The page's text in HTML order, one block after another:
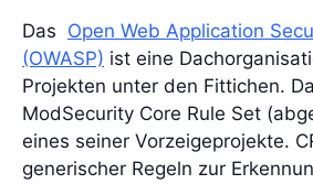
Das Open Web Application
(OWASP) ist eine
Projekten unter den Fittichen.
ModSecurity Core Rule Set
eines seiner Vorzeigeprojekte.
generischer Regeln zur